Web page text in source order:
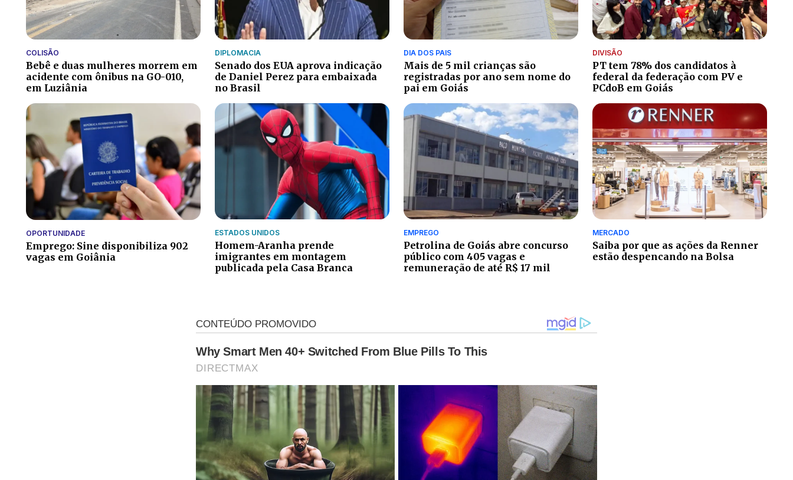
COLISÃO
Bebê e duas mulheres morrem em
acidente com ônibus na GO-010,
em Luziânia
DIPLOMACIA
Senado dos EUA aprova indicação
de Daniel Perez para embaixada
no Brasil
DIA DOS PAIS
Mais de 5 mil crianças são
registradas por ano sem nome do
pai em Goiás
DIVISÃO
PT tem 78% dos candidatos à
federal da federação com PV e
PCdoB em Goiás
OPORTUNIDADE
Emprego: Sine disponibiliza 902
vagas em Goiânia
ESTADOS UNIDOS
Homem-Aranha prende
imigrantes em montagem
publicada pela Casa Branca
EMPREGO
Petrolina de Goiás abre concurso
público com 405 vagas e
remuneração de até R$ 17 mil
MERCADO
Saiba por que as ações da Renner
estão despencando na Bolsa